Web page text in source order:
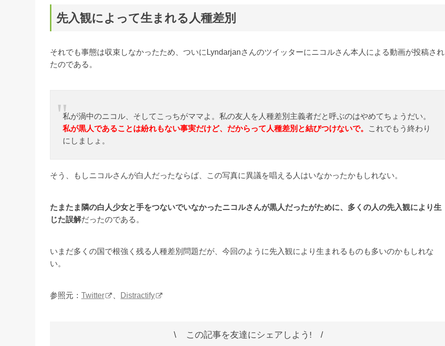
先入観によって生まれる人種差別
それでも事態は収束しなかったため、ついにLyndarjanさんのツイッターにニコルさん本人による動画が投稿され
たのである。
私が渦中のニコル、そしてこっちがママよ。私の友人を人種差別主義者だと呼ぶのはやめてちょうだい。
私が黒人であることは紛れもない事実だけど、だからって人種差別と結びつけないで。
これでもう終わり
にしましょ。
そう、もしニコルさんが白人だったならば、この写真に異議を唱える人はいなかったかもしれない。
たまたま隣の白人少女と手をつないでいなかったニコルさんが黒人だったがために、多くの人の先入観により生
じた誤解だったのである。
いまだ多くの国で根強く残る人種差別問題だが、今回のように先入観により生まれるものも多いのかもしれな
い。
参照元： Twitter Distractify
この記事を友達にシェアしよう! /